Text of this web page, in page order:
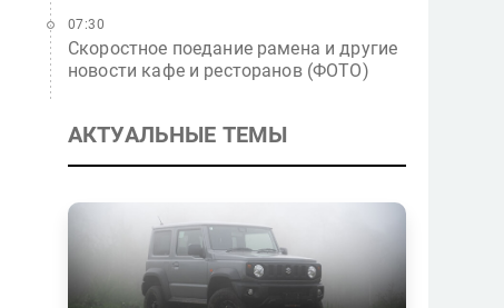
Скоростное поедание рамена и другие
новости кафе и ресторанов (ФОТО)
07:30
АКТУАЛЬНЫЕ ТЕМЫ